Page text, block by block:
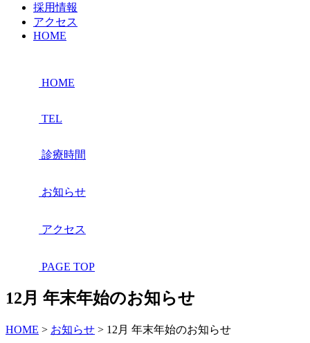
採用情報
アクセス
HOME
HOME
TEL
診療時間
お知らせ
アクセス
PAGE TOP
12月 年末年始のお知らせ
HOME > お知らせ > 12月 年末年始のお知らせ